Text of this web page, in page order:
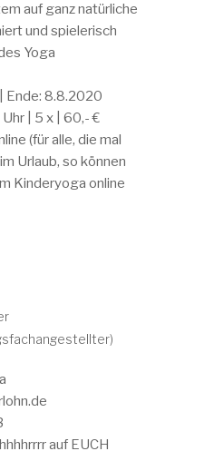
auf ganz natürliche
und spielerisch
Yoga
Ende: 8.8.2020
| 5 x | 60,- €
(für alle, die mal
Urlaub, so können
Kinderyoga online
auf EUCH